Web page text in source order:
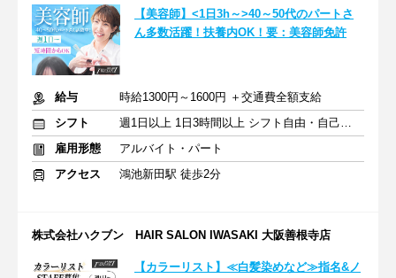
【美容師】<1日3h～>40～50代のパートさ
ん多数活躍！扶養内OK！要：美容師免許
給与
時給1300円～1600円 ＋交通費全額支給
シフト
週1日以上 1日3時間以上 シフト自由・自己申告
雇用形態
アルバイト・パート
アクセス
鴻池新田駅 徒歩2分
株式会社ハクブン HAIR SALON IWASAKI 大阪善根寺店
【カラーリスト】≪白髪染めなど≫指名&ノ